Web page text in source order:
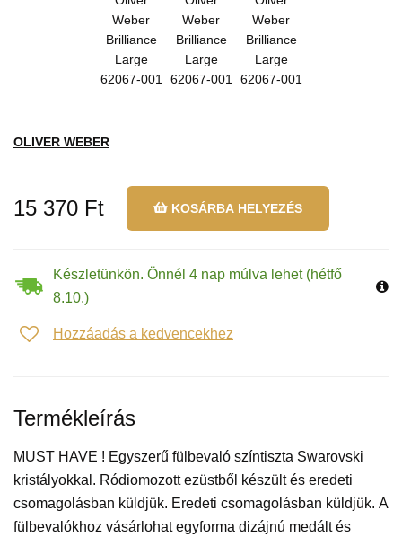
OLIVER WEBER
15 370 Ft KOSÁRBA HELYEZÉS
Készletünkön. Önnél 4 nap múlva lehet (hétfő
8.10.)
Hozzáadás a kedvencekhez
Termékleírás
MUST HAVE ! Egyszerű fülbevaló színtiszta Swarovski
kristályokkal. Ródiomozott ezüstből készült és eredeti
csomagolásban küldjük. Eredeti csomagolásban küldjük. A
fülbevalókhoz vásárlohat egyforma dizájnú medált és